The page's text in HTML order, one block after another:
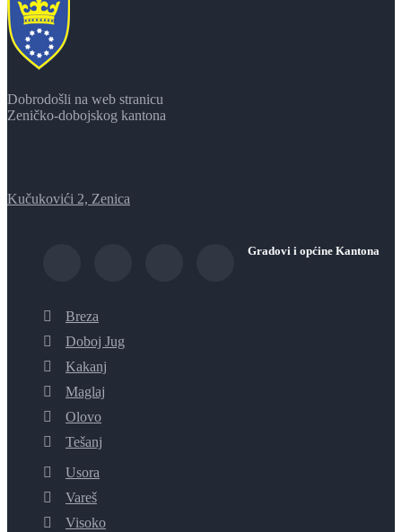
Dobrodošli na web stranicu
Zeničko-dobojskog kantona
Kučukovići 2, Zenica
Gradovi i općine Kantona
Breza
Doboj Jug
Kakanj
Maglaj
Olovo
Tešanj
Usora
Vareš
Visoko